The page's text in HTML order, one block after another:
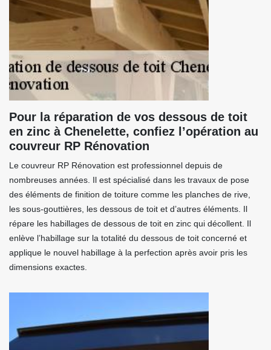
Pour la réparation de vos dessous de toit
en zinc à Chenelette, confiez l’opération au
couvreur RP Rénovation
Le couvreur RP Rénovation est professionnel depuis de
nombreuses années. Il est spécialisé dans les travaux de pose
des éléments de finition de toiture comme les planches de rive,
les sous-gouttières, les dessous de toit et d’autres éléments. Il
répare les habillages de dessous de toit en zinc qui décollent. Il
enlève l’habillage sur la totalité du dessous de toit concerné et
applique le nouvel habillage à la perfection après avoir pris les
dimensions exactes.